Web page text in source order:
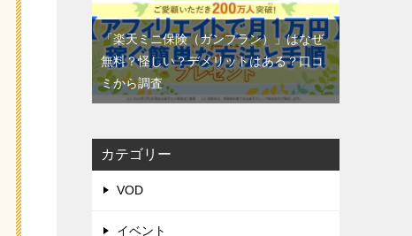
「楽天ミニ保険（ガンプラン）」はなぜ
無料？怪しい？デメリットはある？口コ
ミから調査
カテゴリー
VOD
イベント